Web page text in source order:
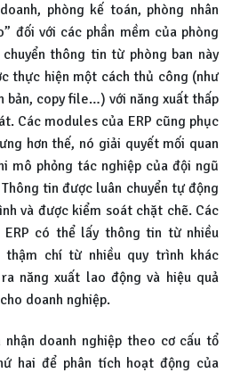
phòng kế toán, phòng nhân
đối với các phần mềm của phòng
thông tin từ phòng ban này
thực hiện một cách thủ công (như
bản, copy file…) với năng xuất thấp
Các modules của ERP cũng phục
hơn thế, nó giải quyết mối quan
mô phỏng tác nghiệp của đội ngũ
tin được luân chuyển tự động
và được kiểm soát chặt chẽ. Các
có thể lấy thông tin từ nhiều
chí từ nhiều quy trình khác
năng xuất lao động và hiệu quả
doanh nghiệp.
nhận doanh nghiệp theo cơ cấu tổ
hai để phân tích hoạt động của